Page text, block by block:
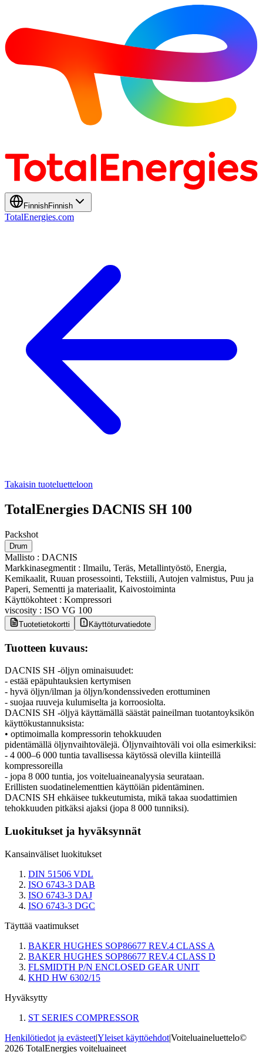
FinnishFinnish
TotalEnergies.com
Takaisin tuoteluetteloon
TotalEnergies DACNIS SH 100
Packshot
Drum
Mallisto : DACNIS
Markkinasegmentit : Ilmailu, Teräs, Metallintyöstö, Energia,
Kemikaalit, Ruuan prosessointi, Tekstiili, Autojen valmistus, Puu ja
Paperi, Sementti ja materiaalit, Kaivostoiminta
Käyttökohteet : Kompressori
viscosity : ISO VG 100
Tuotetietokortti Käyttöturvatiedote
Tuotteen kuvaus:
DACNIS SH -öljyn ominaisuudet:
- estää epäpuhtauksien kertymisen
- hyvä öljyn/ilman ja öljyn/kondenssiveden erottuminen
- suojaa ruuveja kulumiselta ja korroosiolta.
DACNIS SH -öljyä käyttämällä säästät paineilman tuotantoyksikön
käyttökustannuksista:
• optimoimalla kompressorin tehokkuuden
pidentämällä öljynvaihtovälejä. Öljynvaihtoväli voi olla esimerkiksi:
- 4 000–6 000 tuntia tavallisessa käytössä olevilla kiinteillä
kompressoreilla
- jopa 8 000 tuntia, jos voiteluaineanalyysia seurataan.
Erillisten suodatinelementtien käyttöiän pidentäminen.
DACNIS SH ehkäisee tukkeutumista, mikä takaa suodattimien
tehokkuuden pitkäksi ajaksi (jopa 8 000 tunniksi).
Luokitukset ja hyväksynnät
Kansainväliset luokitukset
DIN 51506 VDL
ISO 6743-3 DAB
ISO 6743-3 DAJ
ISO 6743-3 DGC
Täyttää vaatimukset
BAKER HUGHES SOP86677 REV.4 CLASS A
BAKER HUGHES SOP86677 REV.4 CLASS D
FLSMIDTH P/N ENCLOSED GEAR UNIT
KHD HW 6302/15
Hyväksytty
ST SERIES COMPRESSOR
Henkilötiedot ja evästeet|Yleiset käyttöehdot|Voiteluaineluettelo©
2026 TotalEnergies voiteluaineet